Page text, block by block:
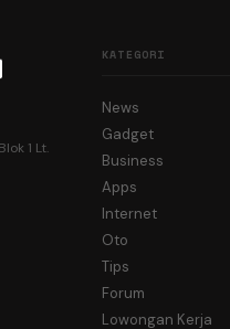
1 Lt.
KATEGORI
News
Gadget
Business
Apps
Internet
Oto
Tips
Forum
Lowongan Kerja